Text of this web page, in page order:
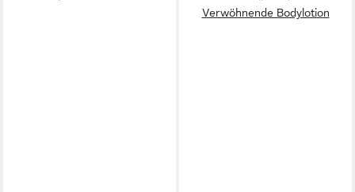
Verwöhnende Bodylotion